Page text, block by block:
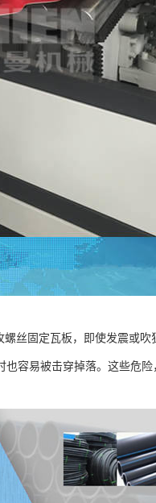
丝固定瓦板，即使发震或
容易被击穿掉落。这些危险